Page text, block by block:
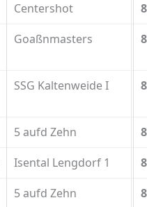
Centershot
Goaßnmasters
SSG Kaltenweide I
5 aufd Zehn
Isental Lengdorf 1
5 aufd Zehn